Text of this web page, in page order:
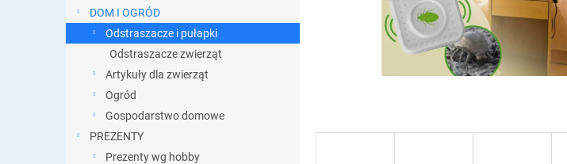
DOM I OGRÓD
Odstraszacze i pułapki
Odstraszacze zwierząt
Artykuły dla zwierząt
Ogród
Gospodarstwo domowe
PREZENTY
Prezenty wg hobby